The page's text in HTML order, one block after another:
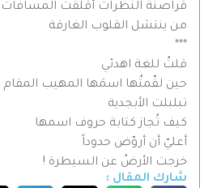
قراصنة النظرات أقلقت المسافات
من ينتشل القلوب الغارقة
***
قلتُ للغة اهدئي
حين لقّمتُها اسمَها المهيب المقام
تبلبلت الأبجدية
كيف تُجاز كتابة حروف اسمها
أعليّ أن أروّض حدوداً
خرجت الأرضُ عن السيطرة !
شارك المقال :